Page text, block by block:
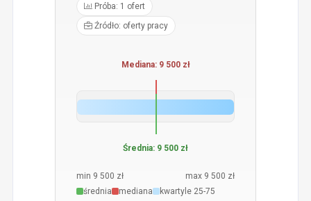
Próba: 1 ofert
Źródło: oferty pracy
Mediana: 9 500 zł
Średnia: 9 500 zł
min 9 500 zł
max 9 500 zł
średnia
mediana kwartyle 25-75